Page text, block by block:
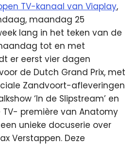
TV-kanaal van Viaplay,
maandag 25
lang in het teken van de
tot en met
er eerst vier dagen
de Dutch Grand Prix, met
Zandvoort-afleveringen
‘In de Slipstream’ en
TV- première van Anatomy
unieke docuserie over
Verstappen. Deze